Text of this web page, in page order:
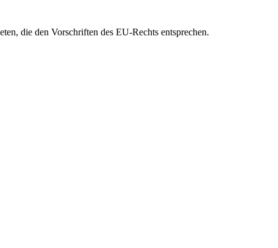
die den Vorschriften des EU-Rechts entsprechen.